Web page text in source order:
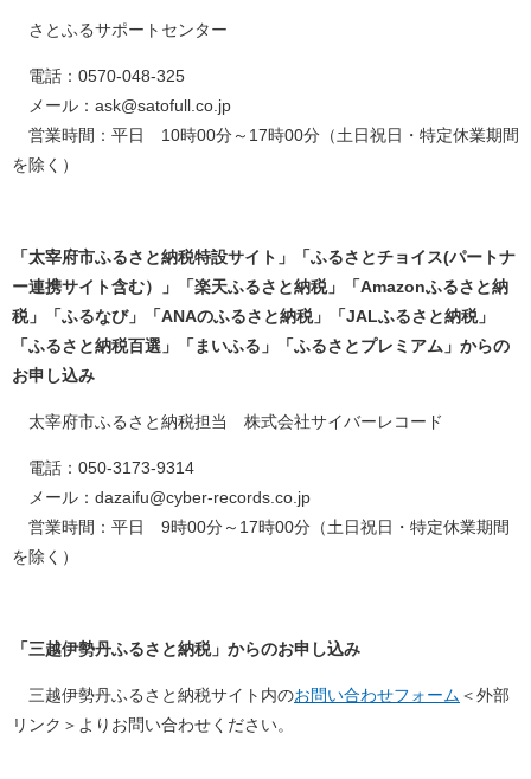
さとふるサポートセンター
電話：0570-048-325
メール：ask@satofull.co.jp
営業時間：平日 10時00分～17時00分（土日祝日・特定休業期間
を除く）
「太宰府市ふるさと納税特設サイト」「ふるさとチョイス(パートナ
ー連携サイト含む）」「楽天ふるさと納税」「Amazonふるさと納
税」「ふるなび」「ANAのふるさと納税」「JALふるさと納税」
「ふるさと納税百選」「まいふる」「ふるさとプレミアム」からの
お申し込み
太宰府市ふるさと納税担当 株式会社サイバーレコード
電話：050-3173-9314
メール：dazaifu@cyber-records.co.jp
営業時間：平日 9時00分～17時00分（土日祝日・特定休業期間
を除く）
「三越伊勢丹ふるさと納税」からのお申し込み
三越伊勢丹ふるさと納税サイト内のお問い合わせフォーム ＜外部
リンク＞ よりお問い合わせください。